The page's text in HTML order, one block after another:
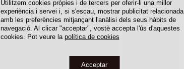
Utilitzem cookies pròpies i de tercers per oferir-li una millor
experiència i servei i, si s'escau, mostrar publicitat relacionada
amb les preferències mitjançant l'anàlisi dels seus hàbits de
navegació. Al clicar "acceptar", vostè accepta l'ús d'aquestes
cookies. Pot veure la política de cookies
Acceptar